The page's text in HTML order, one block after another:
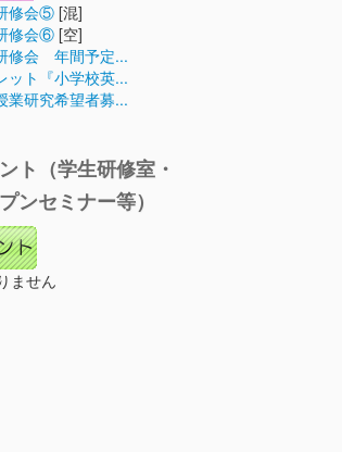
修会⑤ [混]
修会⑥ [空]
修会 年間予定...
ット『小学校英...
業研究希望者募...
ト（学生研修室・
ンセミナー等）
ません